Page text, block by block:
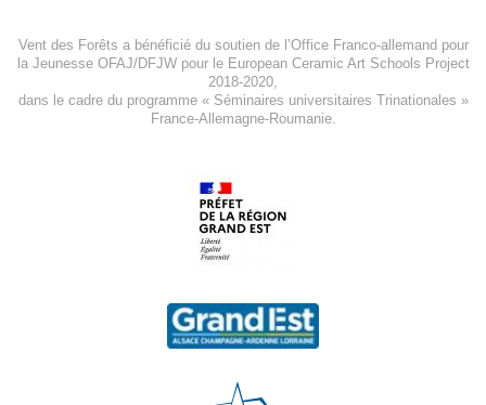
Vent des Forêts a bénéficié du soutien de l’Office Franco-allemand pour
la Jeunesse OFAJ/DFJWpour leEuropean Ceramic Art Schools Project
2018-2020
dans le cadre du programme « Séminaires universitaires Trinationales »
France-Allemagne-Roumanie.